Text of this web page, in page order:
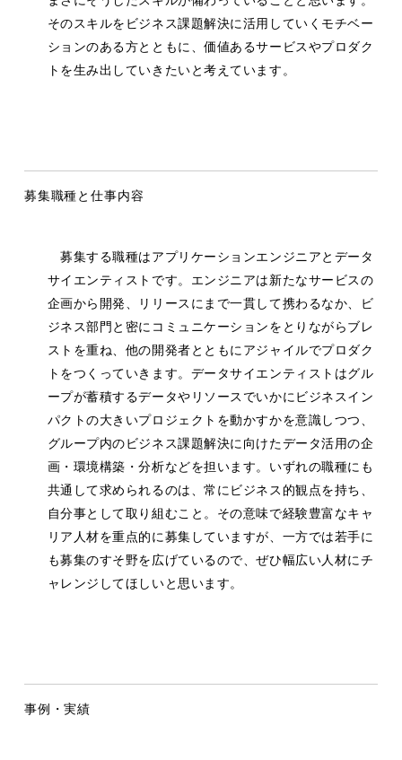
そのスキルをビジネス課題解決に活用していくモチベー
ションのある方とともに、価値あるサービスやプロダク
トを生み出していきたいと考えています。
募集職種と仕事内容
募集する職種はアプリケーションエンジニアとデータ
サイエンティストです。エンジニアは新たなサービスの
企画から開発、リリースにまで一貫して携わるなか、ビ
ジネス部門と密にコミュニケーションをとりながらブレ
ストを重ね、他の開発者とともにアジャイルでプロダク
トをつくっていきます。データサイエンティストはグル
ープが蓄積するデータやリソースでいかにビジネスイン
パクトの大きいプロジェクトを動かすかを意識しつつ、
グループ内のビジネス課題解決に向けたデータ活用の企
画・環境構築・分析などを担います。いずれの職種にも
共通して求められるのは、常にビジネス的観点を持ち、
自分事として取り組むこと。その意味で経験豊富なキャ
リア人材を重点的に募集していますが、一方では若手に
も募集のすそ野を広げているので、ぜひ幅広い人材にチ
ャレンジしてほしいと思います。
事例・実績